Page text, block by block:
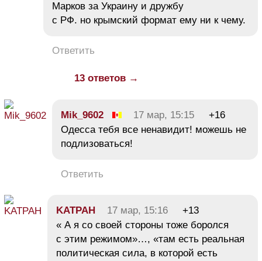
Марков за Украину и дружбу
с РФ. но крымский формат ему ни к чему.
Ответить
13 ответов →
Mik_9602 17 мар, 15:15
+16
Одесса тебя все ненавидит! можешь не
подлизоваться!
Ответить
KATPAH 17 мар, 15:16
+13
« А я со своей стороны тоже боролся
с этим режимом»…, «там есть реальная
политическая сила, в которой есть